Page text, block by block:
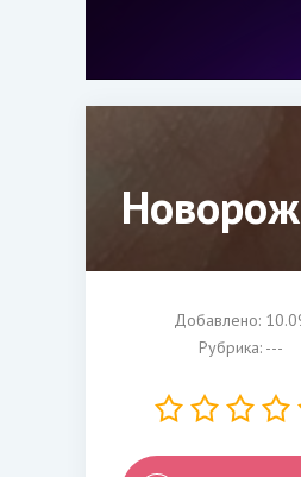
Добавлено:
Рубрика: ---